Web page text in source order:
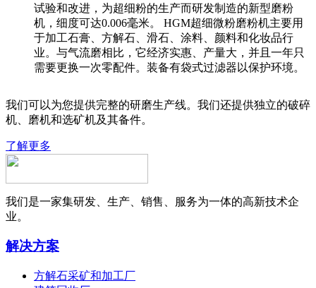
试验和改进，为超细粉的生产而研发制造的新型磨粉
机，细度可达0.006毫米。 HGM超细微粉磨粉机主要用
于加工石膏、方解石、滑石、涂料、颜料和化妆品行
业。与气流磨相比，它经济实惠、产量大，并且一年只
需要更换一次零配件。装备有袋式过滤器以保护环境。
我们可以为您提供完整的研磨生产线。我们还提供独立的破碎
机、磨机和选矿机及其备件。
了解更多
我们是一家集研发、生产、销售、服务为一体的高新技术企
业。
解决方案
方解石采矿和加工厂